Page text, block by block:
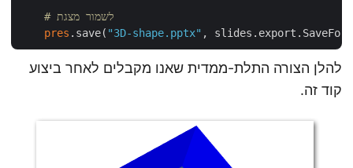
# לשמור מצגת
pres .save( "3D-shape.pptx"
להלן הצורה התלת-ממדית שאנו מקבלים לאחר ביצוע
קוד זה.